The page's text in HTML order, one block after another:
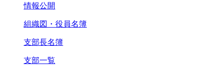
情報公開
組織図・役員名簿
支部長名簿
支部一覧